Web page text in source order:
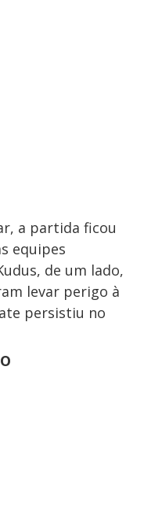
a partida ficou
equipes
de um lado,
levar perigo à
persistiu no